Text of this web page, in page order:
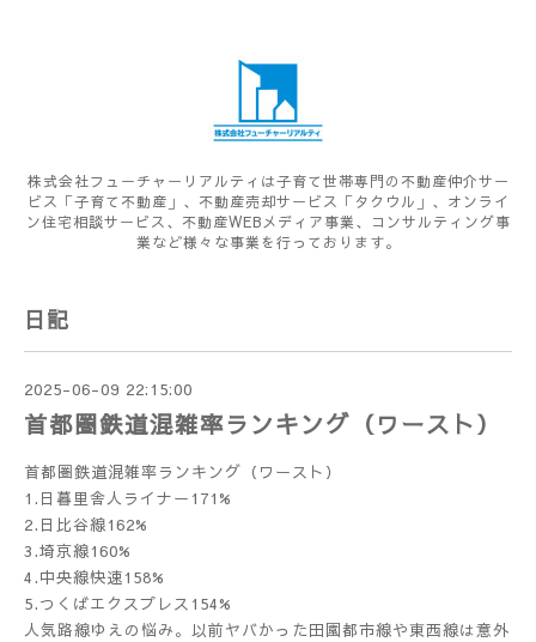
株式会社フューチャーリアルティは子育て世帯専門の不動産仲介サー
ビス「子育て不動産」、不動産売却サービス「タクウル」、オンライ
ン住宅相談サービス、不動産WEBメディア事業、コンサルティング事
業など様々な事業を行っております。
日記
2025-06-09 22:15:00
首都圏鉄道混雑率ランキング（ワースト）
首都圏鉄道混雑率ランキング（ワースト）
1.日暮里舎人ライナー171%
2.日比谷線162%
3.埼京線160%
4.中央線快速158%
5.つくばエクスプレス154%
人気路線ゆえの悩み。以前ヤバかった田園都市線や東西線は意外